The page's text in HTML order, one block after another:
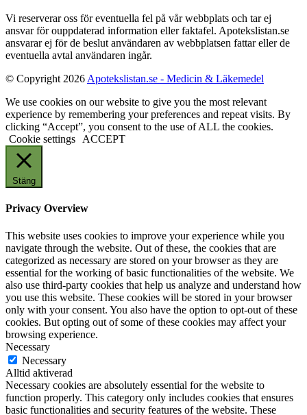
Vi reserverar oss för eventuella fel på vår webbplats och tar ej
ansvar för ouppdaterad information eller faktafel. Apotekslistan.se
ansvarar ej för de beslut användaren av webbplatsen fattar eller de
eventuella avtal användaren ingår.
© Copyright 2026 Apotekslistan.se - Medicin & Läkemedel
We use cookies on our website to give you the most relevant
experience by remembering your preferences and repeat visits. By
clicking “Accept”, you consent to the use of ALL the cookies.
Cookie settings
ACCEPT
Stäng
Privacy Overview
This website uses cookies to improve your experience while you
navigate through the website. Out of these, the cookies that are
categorized as necessary are stored on your browser as they are
essential for the working of basic functionalities of the website. We
also use third-party cookies that help us analyze and understand how
you use this website. These cookies will be stored in your browser
only with your consent. You also have the option to opt-out of these
cookies. But opting out of some of these cookies may affect your
browsing experience.
Necessary
Necessary
Alltid aktiverad
Necessary cookies are absolutely essential for the website to
function properly. This category only includes cookies that ensures
basic functionalities and security features of the website. These